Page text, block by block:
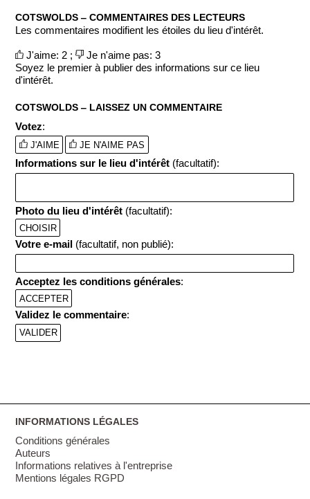
COTSWOLDS ‒ COMMENTAIRES DES LECTEURS
Les commentaires modifient les étoiles du lieu d'intérêt.
J'aime: 2 ;
Je n'aime pas: 3
Soyez le premier à publier des informations sur ce lieu
d'intérêt.
COTSWOLDS ‒ LAISSEZ UN COMMENTAIRE
Votez:
J'AIME JE N'AIME PAS
Informations sur le lieu d'intérêt (facultatif):
Photo du lieu d'intérêt (facultatif):
CHOISIR
Votre e-mail (facultatif, non publié):
Acceptez les conditions générales:
ACCEPTER
Validez le commentaire:
INFORMATIONS LÉGALES
Conditions générales
Auteurs
Informations relatives à l'entreprise
Mentions légales RGPD